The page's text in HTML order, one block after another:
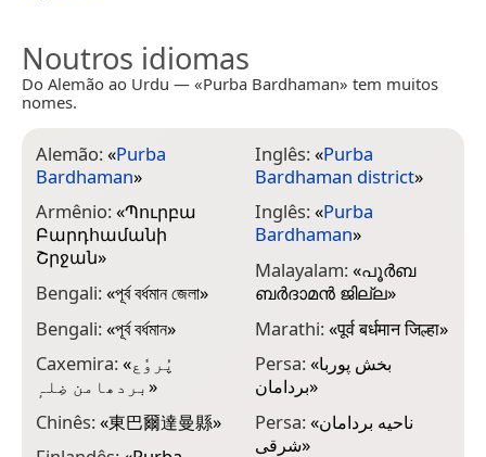
Noutros idiomas
Do Alemão ao Urdu — «Purba Bardhaman» tem muitos
nomes.
Alemão:«Purba
Bardhaman»
Armênio:«Պուրբա
Բարդհամանի
Շրջան»
Bengali:«পূর্ব বর্ধমান জেলা»
Bengali:«পূর্ব বর্ধমান»
Caxemira:«پُروٗع
بردھامن ضِلہٕ»
Chinês:«東巴爾達曼縣»
Inglês:«Purba
Bardhaman district»
Inglês:«Purba
Bardhaman»
Malayalam:«പൂർബ
ബർദാമൻ ജില്ല»
Marathi:«पूर्व बर्धमान जिल्हा»
Persa:«بخش پوربا
بردامان»
Persa:«ناحیه بردامان
شرقی»